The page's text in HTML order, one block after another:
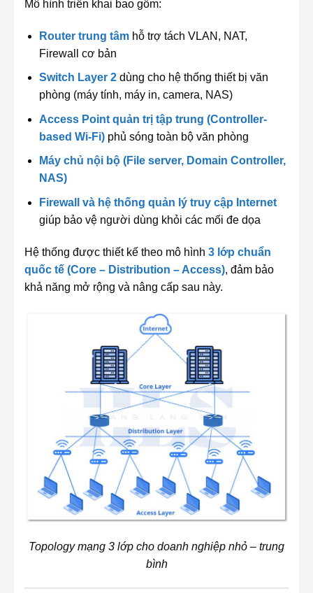
Mô hình triển khai bao gồm:
Router trung tâmhỗ trợ tách VLAN, NAT,
Firewall cơ bản
Switch Layer 2dùng cho hệ thống thiết bị văn
phòng (máy tính, máy in, camera, NAS)
Access Point quản trị tập trung (Controller-
based Wi-Fi)phủ sóng toàn bộ văn phòng
Máy chủ nội bộ (File server, Domain Controller,
NAS)
Firewall và hệ thống quản lý truy cập Internet
giúp bảo vệ người dùng khỏi các mối đe dọa
Hệ thống được thiết kế theo mô hình 3 lớp chuẩn
quốc tế (Core – Distribution – Access), đảm bảo
khả năng mở rộng và nâng cấp sau này.
Topology mạng 3 lớp cho doanh nghiệp nhỏ – trung
bình